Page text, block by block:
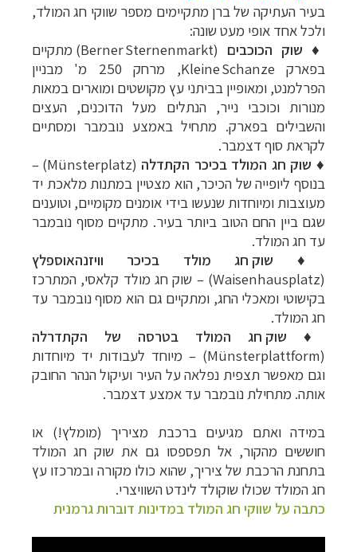
בעיר העתיקה של ברן מתקיימים מספר שווקי חג המולד,
ולכל אחד אופי מעט שונה:
♦ שוק הכוכבים
(Berner Sternenmarkt) מתקיים
בפארק Kleine Schanze, מרחק 250 מ' מבניין
הפרלמנט, ומאופיין בביתני עץ מקושטים ומוארים במאות
מנורות וכוכבי נייר, הנתלים מעל הדוכנים, העצים
והשבילים בפארק. מתחיל באמצע נובמבר ומסתיים
לקראת סוף דצמבר.
♦ שוק חג המולד בכיכר הקתדלה
(Münsterplatz) –
בנוסף ליופייה של הכיכר, הוא מצטיין במתנות מלאכת יד
מעוצבות ומיוחדות שנעשו בידי אומנים מקומיים, וטוענים
שגם ביין החם הטוב ביותר בעיר. מתקיים מסוף נובמבר
עד חג המולד.
♦ שוק חג מולד בכיכר וויזנהאוספלץ
(Waisenhausplatz) – שוק חג מולד קלאסי, המתרכז
בקישוטי ומאכלי החג, ומתקיים גם הוא מסוף נובמבר עד
חג המולד.
♦ שוק חג המולד בטרסה של הקתדרלה
(Münsterplattform) – מיוחד לעבודות יד מיוחדות
וגם מאפשר תצפית נפלאה על העיר ועיקול הנהר החובק
אותה. מתחילת נובמבר עד אמצע דצמבר.
במידה ואתם מגיעים ברכבת מציריך (מומלץ!) או
חוששים מהקור, אל תפספסו גם את שוק חג המולד
בתחנת הרכבת של ציריך, שהוא כולו מקורה ובמרכזו עץ
חג המולד שכולו שוקולד לינדט השוויצרי.
כתבה על שווקי חג המולד במדינות דוברות גרמנית